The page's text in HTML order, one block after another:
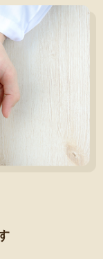
て